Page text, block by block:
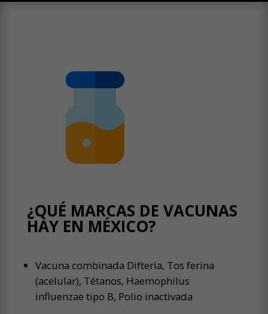
¿QUÉ MARCAS DE VACUNAS
HAY EN MÉXICO?
Vacuna combinada Difteria, Tos ferina
(acelular), Tétanos, Haemophilus
influenzae tipo B, Polio inactivada